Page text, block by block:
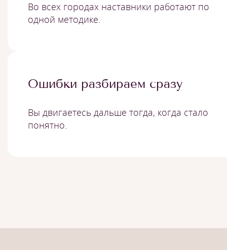
Во всех городах наставники работают по
одной методике.
Ошибки разбираем сразу
Вы двигаетесь дальше тогда, когда стало
понятно.